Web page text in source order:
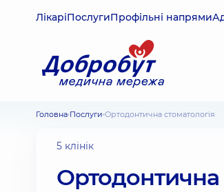
ЛікаріПослугиПрофільні напрями
Головна Послуги Ортодонтична стоматологія
5 клінік
Ортодонтична